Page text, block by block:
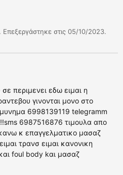
στις 05/10/2023.
περιμενει εδω ειμαι η
γινονται μονο στο
μυνημα 6998139119 telegramm
6987516876 τιμουλα απο
κ επαγγελματικο μασαζ
τρανσ ειμαι κανονικη
foul body kαι μασαζ